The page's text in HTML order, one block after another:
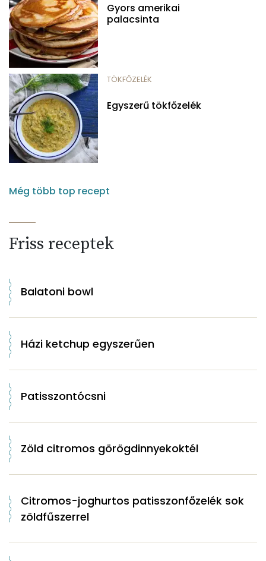
Gyors amerikai
palacsinta
TÖKFŐZELÉK
Egyszerű tökfőzelék
Még több top recept
Friss receptek
Balatoni bowl
Házi ketchup egyszerűen
Patisszontócsni
Zöld citromos görögdinnyekoktél
Citromos-joghurtos patisszonfőzelék sok
zöldfűszerrel